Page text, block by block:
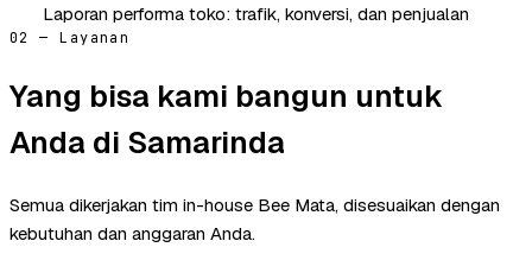
Laporan performa toko: trafik, konversi, dan penjualan
02 — Layanan
Yang bisa kami bangun untuk
Anda di Samarinda
Semua dikerjakan tim in-house Bee Mata, disesuaikan dengan
kebutuhan dan anggaran Anda.